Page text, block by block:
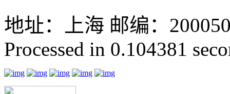
地址：上海 邮编：
Processed in 0.104381